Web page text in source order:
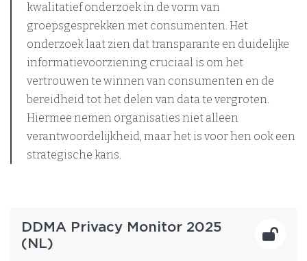
kwalitatief onderzoek in de vorm van
groepsgesprekken met consumenten. Het
onderzoek laat zien dat transparante en duidelijke
informatievoorziening cruciaal is om het
vertrouwen te winnen van consumenten en de
bereidheid tot het delen van data te vergroten.
Hiermee nemen organisaties niet alleen
verantwoordelijkheid, maar het is voor hen ook een
strategische kans.
DDMA Privacy Monitor 2025
(NL)